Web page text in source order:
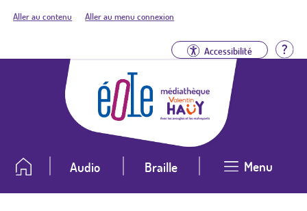
Aller au contenu Aller au menu connexion
Accessibilité
Audio Braille Menu